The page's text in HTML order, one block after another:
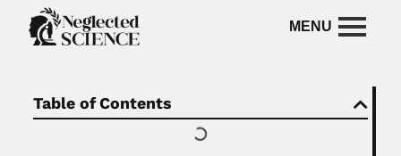
Table of Contents